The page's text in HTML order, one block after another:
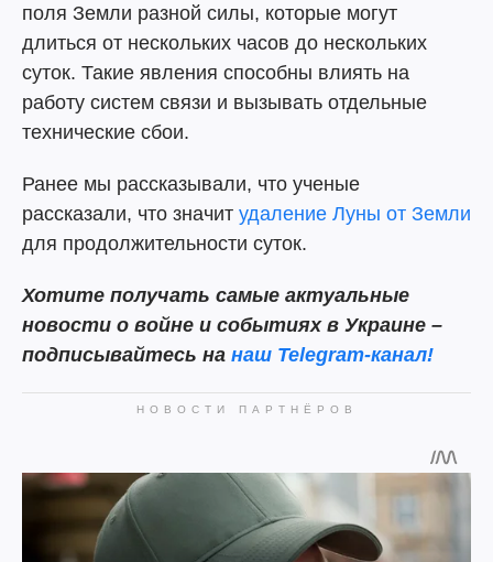
поля Земли разной силы, которые могут
длиться от нескольких часов до нескольких
суток. Такие явления способны влиять на
работу систем связи и вызывать отдельные
технические сбои.
Ранее мы рассказывали, что ученые
рассказали, что значит удаление Луны от Земли
для продолжительности суток.
Хотите получать самые актуальные
новости о войне и событиях в Украине –
подписывайтесь на наш Telegram-канал!